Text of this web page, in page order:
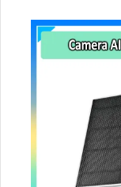
thú cưng,
GB.